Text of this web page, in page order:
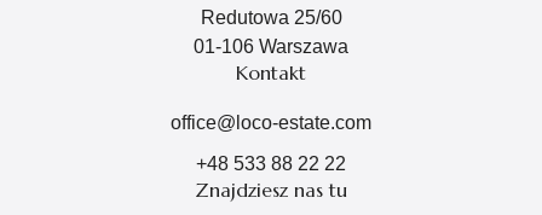
Redutowa 25/60
01-106 Warszawa
Kontakt
office@loco-estate.com
+48 533 88 22 22
Znajdziesz nas tu